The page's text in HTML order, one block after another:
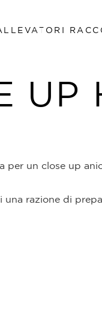
UP
per un close up
una razione di